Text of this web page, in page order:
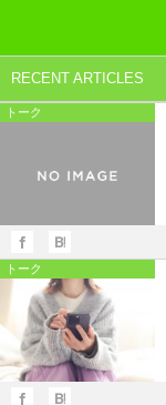
RECENT ARTICLES
トーク
トーク